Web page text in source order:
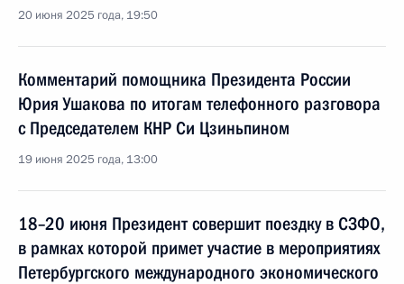
20 июня 2025 года, 19:50
Комментарий помощника Президента России
Юрия Ушакова по итогам телефонного разговора
с Председателем КНР Си Цзиньпином
19 июня 2025 года, 13:00
18–20 июня Президент совершит поездку в СЗФО,
в рамках которой примет участие в мероприятиях
Петербургского международного экономического